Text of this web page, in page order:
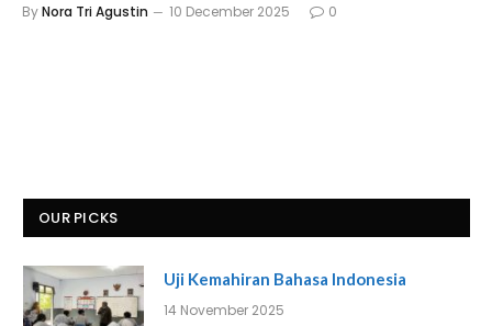
ByNora Tri Agustin 10 December 2025 0
OUR PICKS
Uji Kemahiran Bahasa Indonesia
14 November 2025